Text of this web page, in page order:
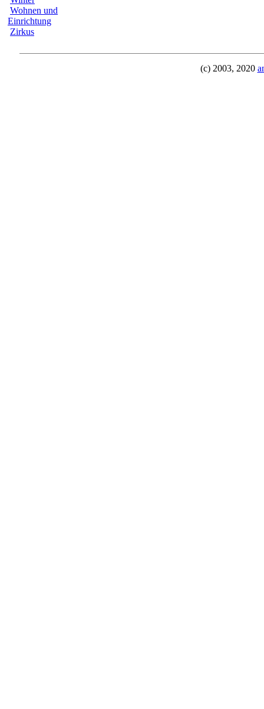
Wohnen und
Einrichtung
Zirkus
(c) 2003, 2020